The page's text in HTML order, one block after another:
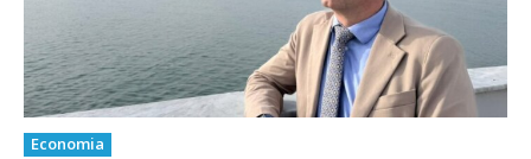
Economia